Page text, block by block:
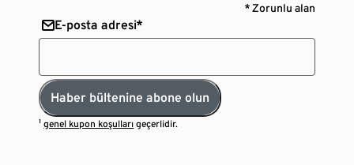
* Zorunlu alan
E-posta adresi*
Haber bültenine abone olun
¹genel kupon koşulları geçerlidir.